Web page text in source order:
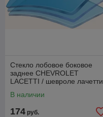
Стекло лобовое боковое
заднее CHEVROLET
LACETTI / шевроле лачетти
В наличии
174 руб.